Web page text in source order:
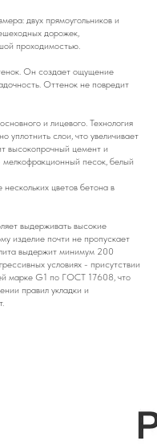
двух прямоугольников и
дорожек,
проходимостью.
Он создает ощущение
Оттенок не повредит
и лицевого. Технология
уплотнить слои, что увеличивает
высокопрочный цемент и
песок, белый
цветов бетона в
выдерживать высокие
изделие почти не пропускает
выдержит минимум 200
условиях - присутствии
марке G1 по ГОСТ 17608, что
правил укладки и